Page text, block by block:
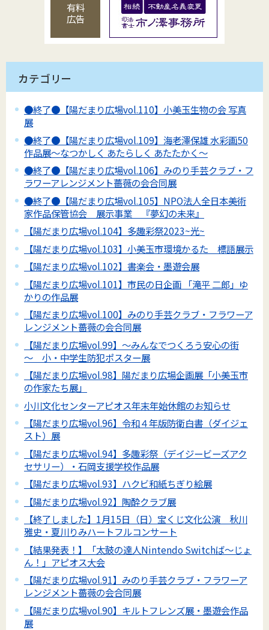
有料
広告
カテゴリー
●終了●【陽だまり広場vol.110】小美玉生物の会 写真
展
●終了●【陽だまり広場vol.109】海老澤保雄 水彩画50
作品展～なつかしく あたらしく あたたかく～
●終了●【陽だまり広場vol.106】みのり手芸クラブ・フ
ラワーアレンジメント薔薇の会合同展
●終了●【陽だまり広場vol.105】NPO法人全日本美術
家作品保管協会 展示事業 『夢幻の未来』
【陽だまり広場vol.104】多趣彩祭2023~光~
【陽だまり広場vol.103】小美玉市環境かるた 標語展示
【陽だまり広場vol.102】書楽会・墨遊会展
【陽だまり広場vol.101】市民の日企画 「滝平 二郎」ゆ
かりの作品展
【陽だまり広場vol.100】みのり手芸クラブ・フラワーア
レンジメント薔薇の会合同展
【陽だまり広場vol.99】～みんなでつくろう安心の街
～ 小・中学生防犯ポスター展
【陽だまり広場vol.98】陽だまり広場企画展「小美玉市
の作家たち展」
小川文化センターアピオス年末年始休館のお知らせ
【陽だまり広場vol.96】令和４年版防衛白書（ダイジェ
スト）展
【陽だまり広場vol.94】多趣彩祭（デイジービーズアク
セサリー）・石岡支援学校作品展
【陽だまり広場vol.93】ハクビ和紙ちぎり絵展
【陽だまり広場vol.92】陶酔クラブ展
【終了しました】1月15日（日）宝くじ文化公演 秋川
雅史・夏川りみハートフルコンサート
【結果発表！】「太鼓の達人Nintendo Switchば～じょ
ん！」アピオス大会
【陽だまり広場vol.91】みのり手芸クラブ・フラワーア
レンジメント薔薇の会合同展
【陽だまり広場vol.90】キルトフレンズ展・墨遊会作品
展